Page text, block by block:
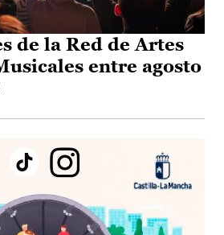
de la Red de Artes
entre agosto